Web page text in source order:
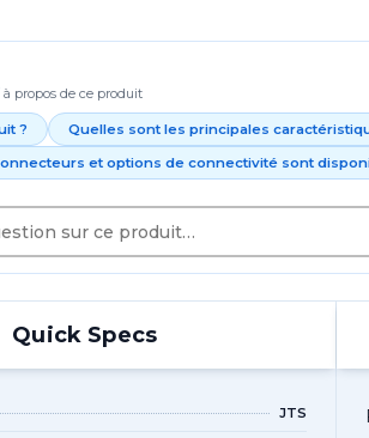
à propos de ce produit
?
Quelles sont les principales
et options de connectivité sont
Quick Specs
JTS